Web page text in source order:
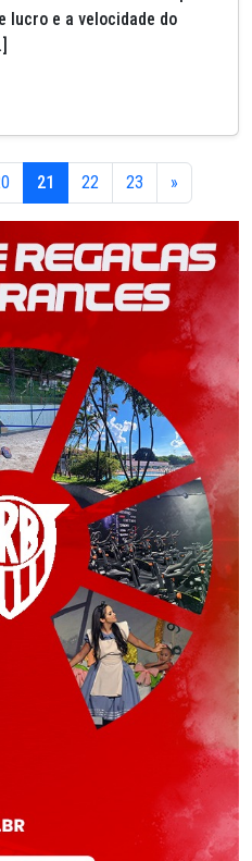
lucro e a velocidade do
21 22 23 »